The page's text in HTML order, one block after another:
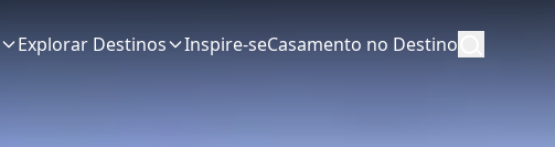
Explorar Destinos Inspire-seCasamento no Destino